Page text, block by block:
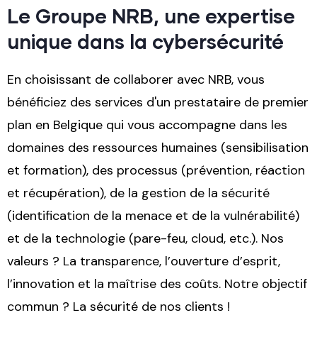
Le Groupe NRB, une expertise
unique dans la cybersécurité
En choisissant de collaborer avec NRB, vous
bénéficiez des services d'un prestataire de premier
plan en Belgique qui vous accompagne dans les
domaines des ressources humaines (sensibilisation
et formation), des processus (prévention, réaction
et récupération), de la gestion de la sécurité
(identification de la menace et de la vulnérabilité)
et de la technologie (pare-feu, cloud, etc.). Nos
valeurs ? La transparence, l’ouverture d’esprit,
l’innovation et la maîtrise des coûts. Notre objectif
commun ? La sécurité de nos clients !